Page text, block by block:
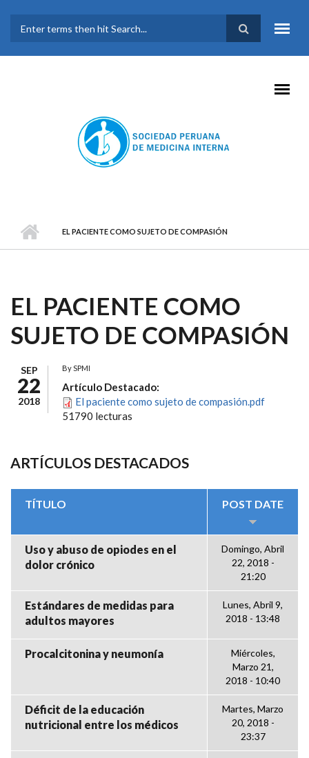
FORMULARIO DE
BÚSQUEDA
EL PACIENTE COMO SUJETO DE COMPASIÓN
EL PACIENTE COMO
SUJETO DE COMPASIÓN
SEP
22
2018
BySPMI
Artículo Destacado:
El paciente como sujeto de compasión.pdf
51790 lecturas
ARTÍCULOS DESTACADOS
TÍTULO POST DATE
Uso y abuso de opiodes en el
dolor crónico
Domingo, Abril
22, 2018 -
21:20
Estándares de medidas para
adultos mayores
Lunes, Abril 9,
2018 - 13:48
Procalcitonina y neumonía
Miércoles,
Marzo 21,
2018 - 10:40
Déficit de la educación
nutricional entre los médicos
Martes, Marzo
20, 2018 -
23:37